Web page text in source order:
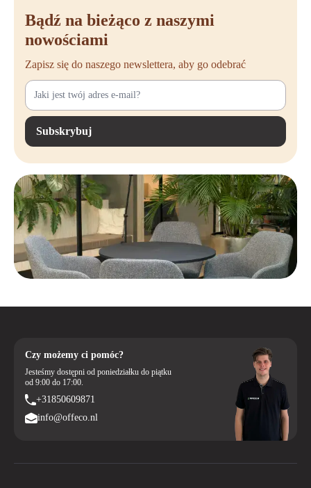
Bądź na bieżąco z naszymi
nowościami
Zapisz się do naszego newslettera, aby go odebrać
Subskrybuj
Czy możemy ci pomóc?
Jesteśmy dostępni od poniedziałku do piątku
od 9:00 do 17:00.
+31850609871
info@offeco.nl